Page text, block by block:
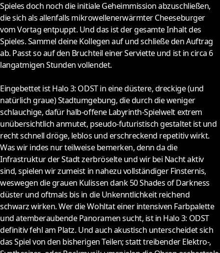
Spieles doch noch die initiale Geheimmission abzuschließen,
die sich als allenfalls mikrowellenerwärmter Cheeseburger
vom Vortag entpuppt. Und das ist der gesamte Inhalt des
Spieles. Sammel deine Kollegen auf und schließe den Auftrag
ab. Passt so auf den Bruchteil einer Serviette und ist in circa 6
langatmigen Stunden vollendet.
Eingebettet ist Halo 3: ODST in eine düstere, dreckige (und
natürlich graue) Stadtumgebung, die durch die weniger
schlauchige, dafür halb-offene Labyrinth-Spielwelt extrem
unübersichtlich anmutet, pseudo-futuristisch gestaltet ist und
recht schnell dröge, leblos und erschreckend repetitiv wirkt.
Was wir indes nur teilweise bemerken, denn da die
Infrastruktur der Stadt zerbröselte und wir bei Nacht aktiv
sind, spielen wir zumeist in nahezu vollständiger Finsternis,
weswegen die grauen Kulissen dank 50 Shades of Darkness
düster und oftmals bis in die Unkenntlichkeit reichend
schwarz wirken. Wer die Wohltat einer intensiven Farbpalette
und atemberaubende Panoramen sucht, ist in Halo 3: ODST
definitiv fehl am Platz. Und auch akustisch unterscheidet sich
das Spiel von den bisherigen Teilen; statt treibender Elektro-,